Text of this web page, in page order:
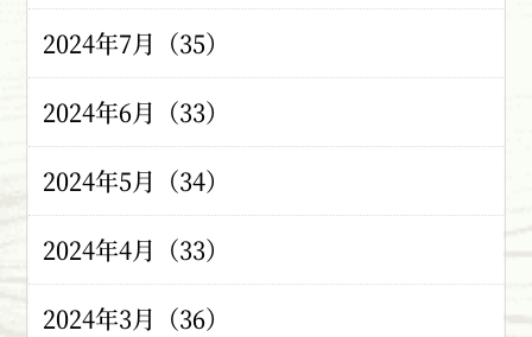
2024年7月（35）
2024年6月（33）
2024年5月（34）
2024年4月（33）
2024年3月（36）